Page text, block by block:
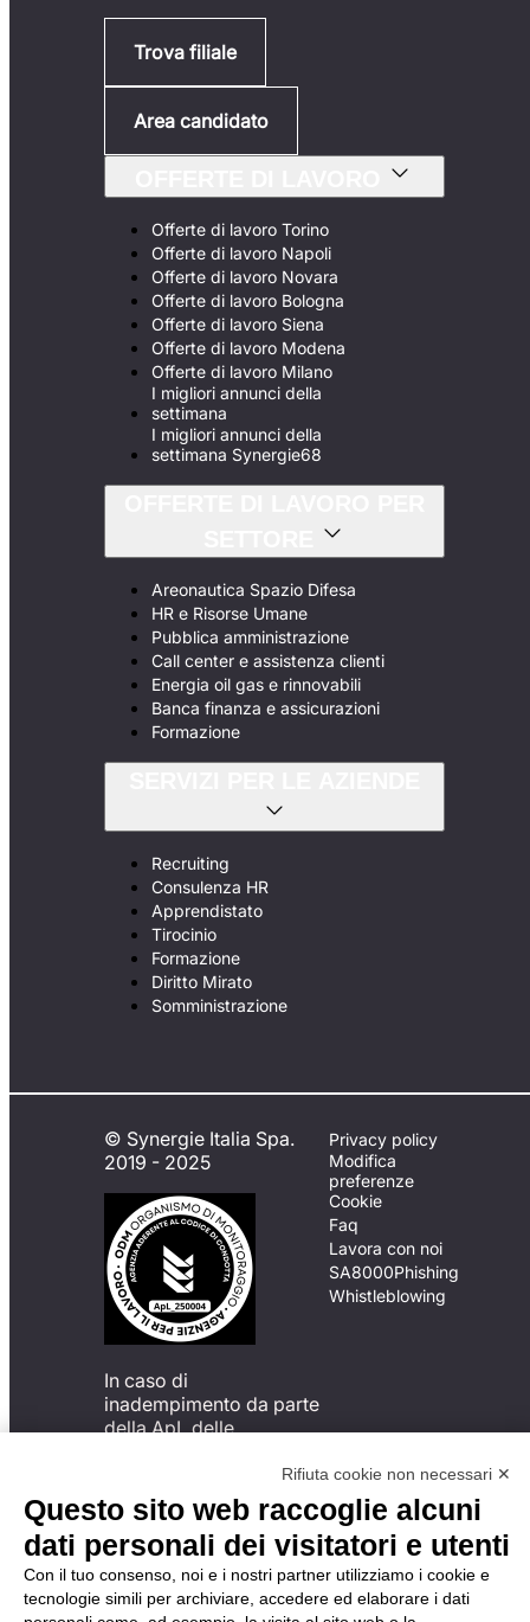
Trova filiale
Area candidato
Offerte di lavoro Torino
Offerte di lavoro Napoli
Offerte di lavoro Novara
Offerte di lavoro Bologna
Offerte di lavoro Siena
Offerte di lavoro Modena
Offerte di lavoro Milano
I migliori annunci della
settimana
I migliori annunci della
settimana Synergie68
Areonautica Spazio Difesa
HR e Risorse Umane
Pubblica amministrazione
Call center e assistenza clienti
Energia oil gas e rinnovabili
Banca finanza e assicurazioni
Formazione
Recruiting
Consulenza HR
Apprendistato
Tirocinio
Formazione
Diritto Mirato
Somministrazione
© Synergie Italia Spa.
2019 - 2025
In caso di
inadempimento da parte
della ApL delle
del Codice di Condotta, è
possibile presentare un
reclamo
all’Organismo di
Monitoraggio utilizzando
una delle modalità
descritte al seguente
Privacy policy
Modifica
preferenze
Cookie
Faq
Lavora con noi
SA8000Phishing
Whistleblowing
Rifiuta cookie non necessari ✕
Questo sito web raccoglie alcuni
dati personali dei visitatori e utenti
Con il tuo consenso, noi e i nostri partner utilizziamo i cookie e
tecnologie simili per archiviare, accedere ed elaborare i dati